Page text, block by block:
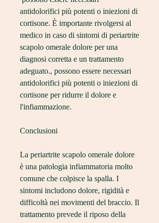
antidolorifici più potenti o iniezioni di
cortisone. È importante rivolgersi al
medico in caso di sintomi di periartrite
scapolo omerale dolore per una
diagnosi corretta e un trattamento
adeguato., possono essere necessari
antidolorifici più potenti o iniezioni di
cortisone per ridurre il dolore e
l'infiammazione.
Conclusioni
La periartrite scapolo omerale dolore
è una patologia infiammatoria molto
comune che colpisce la spalla. I
sintomi includono dolore, rigidità e
difficoltà nei movimenti del braccio. Il
trattamento prevede il riposo della